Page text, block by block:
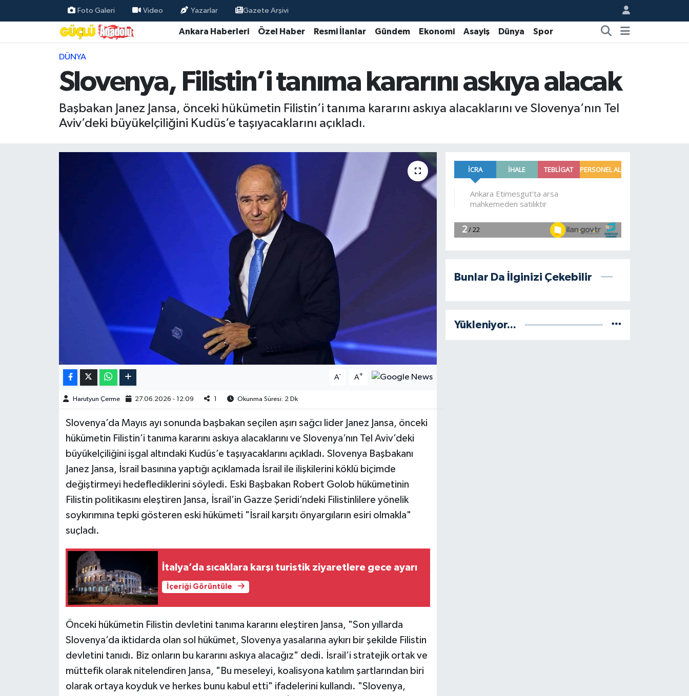
Foto Galeri Video Yazarlar Gazete Arşivi
Ankara Haberleri Özel Haber Resmi İlanlar Gündem Ekonomi Asayiş Dünya Spor
DÜNYA
Slovenya, Filistin’i tanıma kararını askıya alacak
Başbakan Janez Jansa, önceki hükümetin Filistin’i tanıma kararını askıya alacaklarını ve Slovenya’nın Tel
Aviv’deki büyükelçiliğini Kudüs’e taşıyacaklarını açıkladı.
A- A+
Harutyun Çerme 27.06.2026 - 12:09 Okunma Süresi: 2 Dk
Slovenya’da Mayıs ayı sonunda başbakan seçilen aşırı sağcı lider Janez Jansa, önceki
hükümetin Filistin’i tanıma kararını askıya alacaklarını ve Slovenya’nın Tel Aviv’deki
büyükelçiliğini işgal altındaki Kudüs’e taşıyacaklarını açıkladı. Slovenya Başbakanı
Janez Jansa, İsrail basınına yaptığı açıklamada İsrail ile ilişkilerini köklü biçimde
değiştirmeyi hedeflediklerini söyledi. Eski Başbakan Robert Golob hükümetinin
Filistin politikasını eleştiren Jansa, İsrail’in Gazze Şeridi’ndeki Filistinlilere yönelik
soykırımına tepki gösteren eski hükümeti "İsrail karşıtı önyargıların esiri olmakla"
suçladı.
İtalya’da sıcaklara karşı turistik ziyaretlere gece ayarı
İçeriği Görüntüle
Önceki hükümetin Filistin devletini tanıma kararını eleştiren Jansa, "Son yıllarda
Slovenya’da iktidarda olan sol hükümet, Slovenya yasalarına aykırı bir şekilde Filistin
devletini tanıdı. Biz onların bu kararını askıya alacağız" dedi. İsrail’i stratejik ortak ve
müttefik olarak nitelendiren Jansa, "Bu meseleyi, koalisyona katılım şartlarından biri
olarak ortaya koyduk ve herkes bunu kabul etti" ifadelerini kullandı. "Slovenya,
Bunlar Da İlginizi Çekebilir
Yükleniyor...
Özel Haber
Resmi İlanlar
Ekonomi
Burç Yorumları
Kim kimdir?
Televizyon
Yaşam-Çevre